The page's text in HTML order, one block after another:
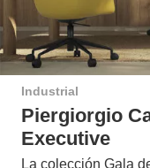
Industrial
Piergiorgio
Executive
La colección Gala